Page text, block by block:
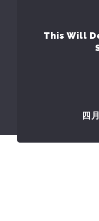
This Will
四